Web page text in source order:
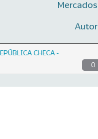
Mercados
Autor
CHECA -
0